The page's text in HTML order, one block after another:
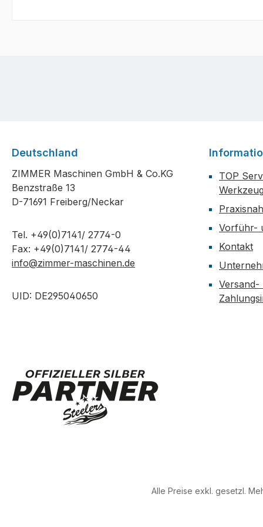
TOP
Vorführ-
Kontakt
Versand-
Deutschland
ZIMMER Maschinen GmbH & Co.KG
Benzstraße 13
D-71691 Freiberg/Neckar
Tel. +49(0)7141/ 2774-0
Fax: +49(0)7141/ 2774-44
info@zimmer-maschinen.de
UID: DE295040650
Alle Preise exkl. gesetzl.